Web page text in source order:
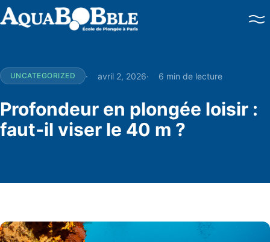
Brevets FFESSM / CMAS
Perfectionnement
UNCATEGORIZED avril 2, 2026 6 min de lecture
Profondeur en plongée loisir :
faut‑il viser le 40 m ?